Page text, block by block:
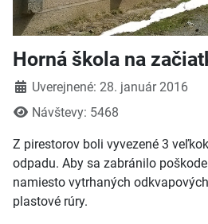
Horná škola na
DetailyUverejnené: 28. január 2016
Návštevy: 5468
Z pirestorov boli vyvezené 3
odpadu. Aby sa zabránilo
namiesto vytrhaných
plastové rúry.